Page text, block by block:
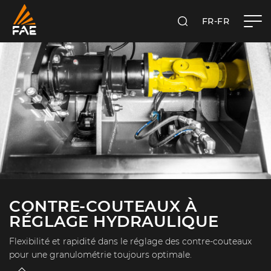
RECHERCHER
FR-FR
CONTRE-COUTEAUX À
RÉGLAGE HYDRAULIQUE
Flexibilité et rapidité dans le réglage des contre-couteaux
pour une granulométrie toujours optimale.